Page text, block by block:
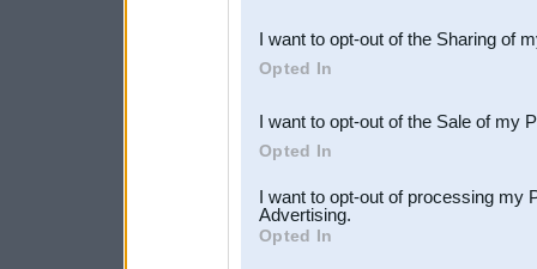
Downstream Participants
third parties.
I want to opt-out of the Sharing of
Opted In
I want to opt-out of the Sale of my
Opted In
I want to opt-out of processing my
Advertising.
Opted In